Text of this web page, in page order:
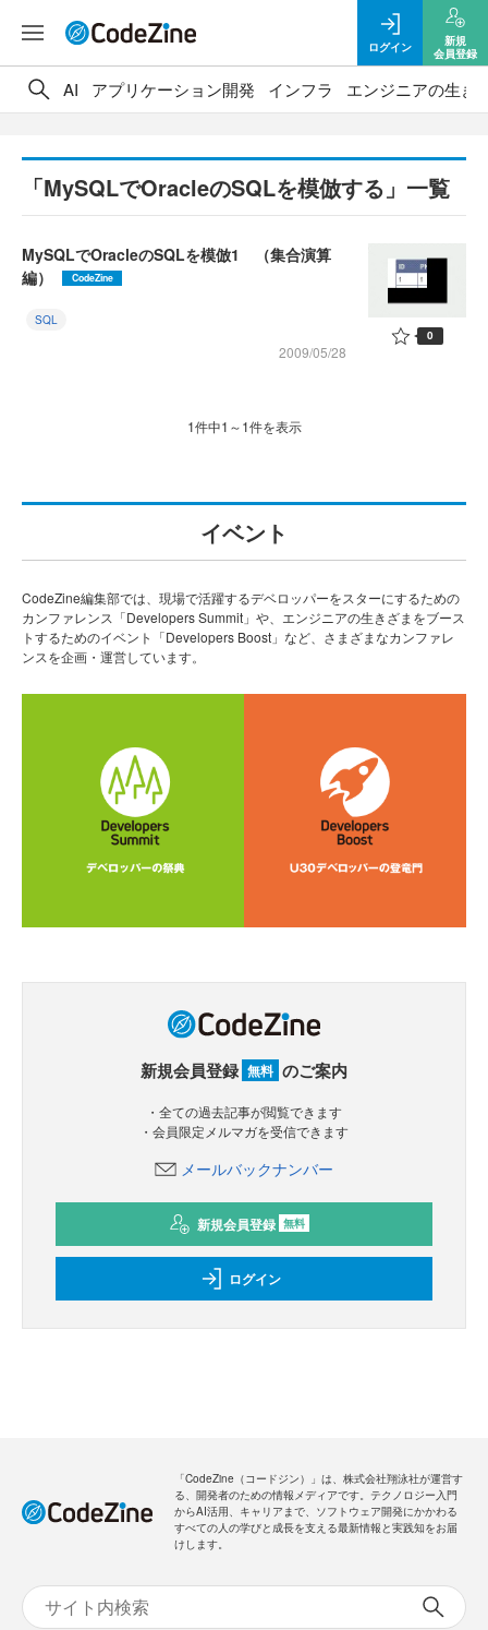
ログイン
新規
会員登録
AI アプリケーション開発 インフラ エンジニアの生き
「MySQLでOracleのSQLを模倣する」一覧
MySQLでOracleのSQLを模倣1 （集合演算
編）
CodeZine
SQL
2009/05/28
0
1件中1～1件を表示
イベント
CodeZine編集部では、現場で活躍するデベロッパーをスターにするための
カンファレンス「Developers Summit」や、エンジニアの生きざまをブース
トするためのイベント「Developers Boost」など、さまざまなカンファレ
ンスを企画・運営しています。
新規会員登録 無料 のご案内
・全ての過去記事が閲覧できます
・会員限定メルマガを受信できます
メールバックナンバー
新規会員登録 無料
ログイン
「CodeZine（コードジン）」は、株式会社翔泳社が運営す
る、開発者のための情報メディアです。テクノロジー入門
からAI活用、キャリアまで、ソフトウェア開発にかかわる
すべての人の学びと成長を支える最新情報と実践知をお届
けします。